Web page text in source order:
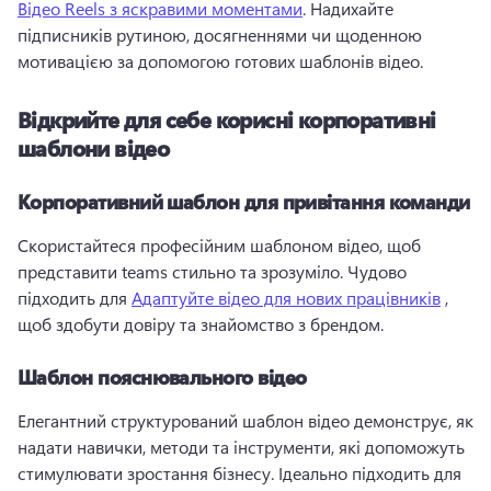
Відео Reels з яскравими моментами. Надихайте
підписників рутиною, досягненнями чи щоденною
мотивацією за допомогою готових шаблонів відео.
Відкрийте для себе корисні корпоративні
шаблони відео
Корпоративний шаблон для привітання команди
Скористайтеся професійним шаблоном відео, щоб
представити teams стильно та зрозуміло. Чудово
підходить для Адаптуйте відео для нових працівників ,
щоб здобути довіру та знайомство з брендом.
Шаблон пояснювального відео
Елегантний структурований шаблон відео демонструє, як
надати навички, методи та інструменти, які допоможуть
стимулювати зростання бізнесу. Ідеально підходить для